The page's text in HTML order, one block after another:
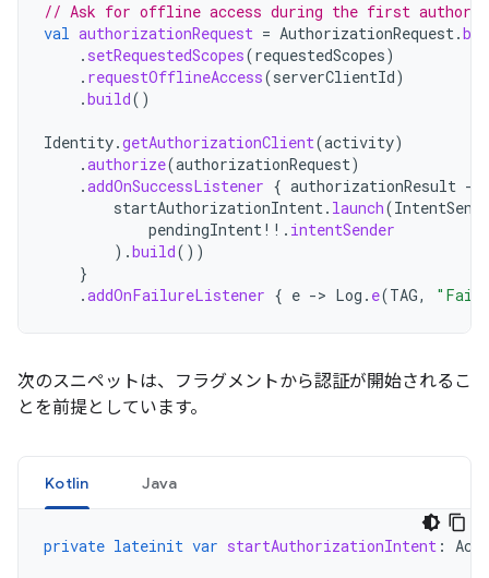
// Ask for offline access during the first
val authorizationRequest = AuthorizationRequest.
. setRequestedScopes(requestedScopes)
. requestOfflineAccess(serverClientId)
.build()
Identity.getAuthorizationClient(activity)
.authorize(authorizationRequest)
.addOnSuccessListener { authorizationResult -
startAuthorizationIntent. launch(
pendingIntent!! . intentSender
).build())
}
.addOnFailureListener { e -> Log . e(TAG,
次のスニペットは、フラグメントから認証が開始されるこ
とを前提としています。
Kotlin Java
private lateinit var startAuthorizationIntent :